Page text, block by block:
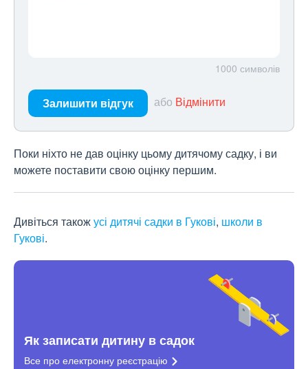
1000 символів
Залишити відгук або Відмінити
Поки ніхто не дав оцінку цьому дитячому садку, і ви
можете поставити свою оцінку першим.
Дивіться такожусі дитячі садки в Гукові, школи в
Гукові.
Як записати дитину в садок
Все про електронну реєстрацію